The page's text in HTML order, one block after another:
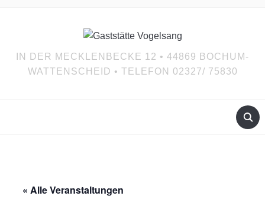
IN DER MECKLENBECKE 12 • 44869 BOCHUM-
WATTENSCHEID • TELEFON 02327/ 75830
« Alle Veranstaltungen